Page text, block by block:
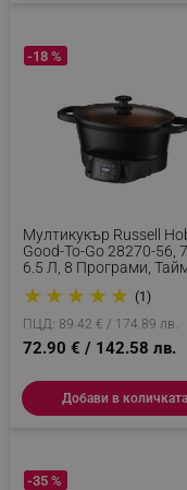
Мултикукър Russell
Good-To-Go 28270-56,
6.5 Л, 8 Програми,
Размразяване, Лесно
Почистване, Черен
★ ★ ★ ★ ★ (1)
-18 %
ПЦД: 89.42 € / 174.89 лв.
72.90 € / 142.58 лв.
Добави в количката
-35 %
акаунта.
правилно
click_code_ps
_sgf_user_id